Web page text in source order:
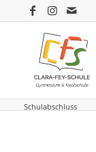
Du bist hier:
Realschulklassen
Schulabschluss